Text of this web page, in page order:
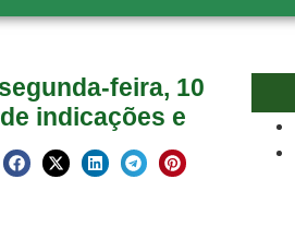
feira, 10
indicações e